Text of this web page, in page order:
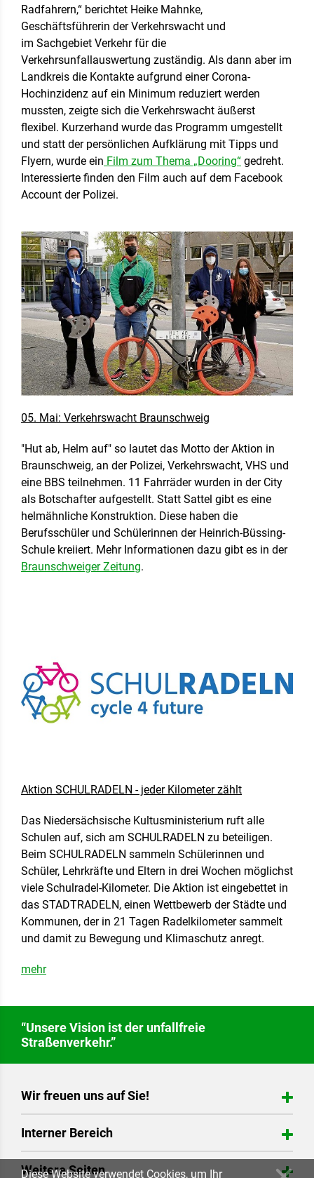
Radfahrern,“ berichtet Heike Mahnke,
Geschäftsführerin der Verkehrswacht und
im Sachgebiet Verkehr für die
Verkehrsunfallauswertung zuständig. Als dann aber im
Landkreis die Kontakte aufgrund einer Corona-
Hochinzidenz auf ein Minimum reduziert werden
mussten, zeigte sich die Verkehrswacht äußerst
flexibel. Kurzerhand wurde das Programm umgestellt
und statt der persönlichen Aufklärung mit Tipps und
Flyern, wurde ein Film zum Thema „Dooring“ gedreht.
Interessierte finden den Film auch auf dem Facebook
Account der Polizei.
05. Mai: Verkehrswacht Braunschweig
"Hut ab, Helm auf" so lautet das Motto der Aktion in
Braunschweig, an der Polizei, Verkehrswacht, VHS und
eine BBS teilnehmen. 11 Fahrräder wurden in der City
als Botschafter aufgestellt. Statt Sattel gibt es eine
helmähnliche Konstruktion. Diese haben die
Berufsschüler und Schülerinnen der Heinrich-Büssing-
Schule kreiiert. Mehr Informationen dazu gibt es in der
Braunschweiger Zeitung.
Aktion SCHULRADELN - jeder Kilometer zählt
Das Niedersächsische Kultusministerium ruft alle
Schulen auf, sich am SCHULRADELN zu beteiligen.
Beim SCHULRADELN sammeln Schülerinnen und
Schüler, Lehrkräfte und Eltern in drei Wochen möglichst
viele Schulradel-Kilometer. Die Aktion ist eingebettet in
das STADTRADELN, einen Wettbewerb der Städte und
Kommunen, der in 21 Tagen Radelkilometer sammelt
und damit zu Bewegung und Klimaschutz anregt.
mehr
“Unsere Vision ist der unfallfreie
Straßenverkehr.”
Wir freuen uns auf Sie!
Arndtstraße 20
30167 Hannover
Tel.: 0511-35 77 26 80
Interner Bereich
Login
Weitere Seiten
Diese Website verwendet Cookies, um Ihr